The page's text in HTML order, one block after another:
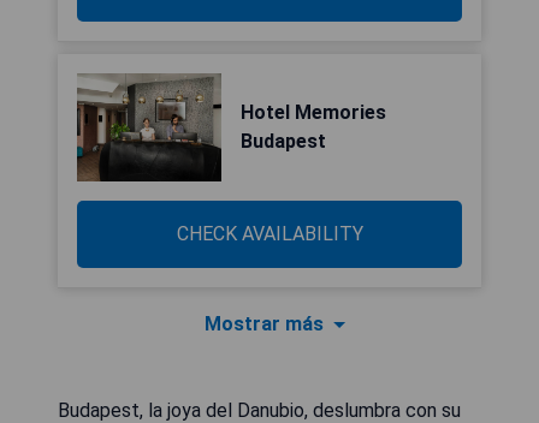
Hotel Memories
Budapest
CHECK AVAILABILITY
Mostrar más
Budapest, la joya del Danubio, deslumbra con su